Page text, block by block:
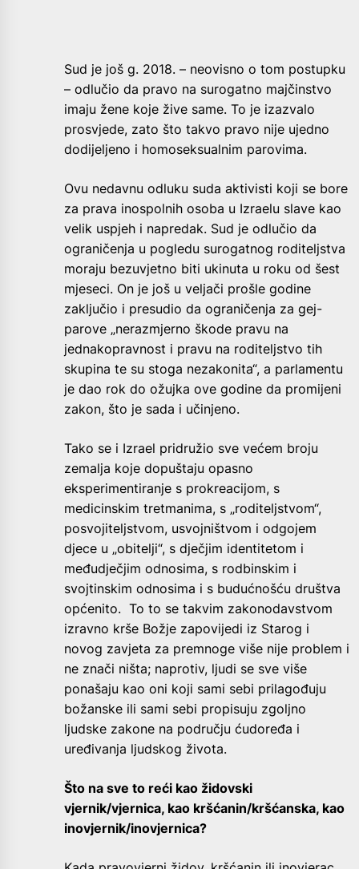
Sud je još g. 2018. – neovisno o tom postupku
– odlučio da pravo na surogatno majčinstvo
imaju žene koje žive same. To je izazvalo
prosvjede, zato što takvo pravo nije ujedno
dodijeljeno i homoseksualnim parovima.
Ovu nedavnu odluku suda aktivisti koji se bore
za prava inospolnih osoba u Izraelu slave kao
velik uspjeh i napredak. Sud je odlučio da
ograničenja u pogledu surogatnog roditeljstva
moraju bezuvjetno biti ukinuta u roku od šest
mjeseci. On je još u veljači prošle godine
zaključio i presudio da ograničenja za gej-
parove „nerazmjerno škode pravu na
jednakopravnost i pravu na roditeljstvo tih
skupina te su stoga nezakonita“, a parlamentu
je dao rok do ožujka ove godine da promijeni
zakon, što je sada i učinjeno.
Tako se i Izrael pridružio sve većem broju
zemalja koje dopuštaju opasno
eksperimentiranje s prokreacijom, s
medicinskim tretmanima, s „roditeljstvom“,
posvojiteljstvom, usvojništvom i odgojem
djece u „obitelji“, s dječjim identitetom i
međudječjim odnosima, s rodbinskim i
svojtinskim odnosima i s budućnošću društva
općenito. To to se takvim zakonodavstvom
izravno krše Božje zapovijedi iz Starog i
novog zavjeta za premnoge više nije problem i
ne znači ništa; naprotiv, ljudi se sve više
ponašaju kao oni koji sami sebi prilagođuju
božanske ili sami sebi propisuju zgoljno
ljudske zakone na području ćudoređa i
uređivanja ljudskog života.
Što na sve to reći kao židovski
vjernik/vjernica, kao kršćanin/kršćanska, kao
inovjernik/inovjernica?